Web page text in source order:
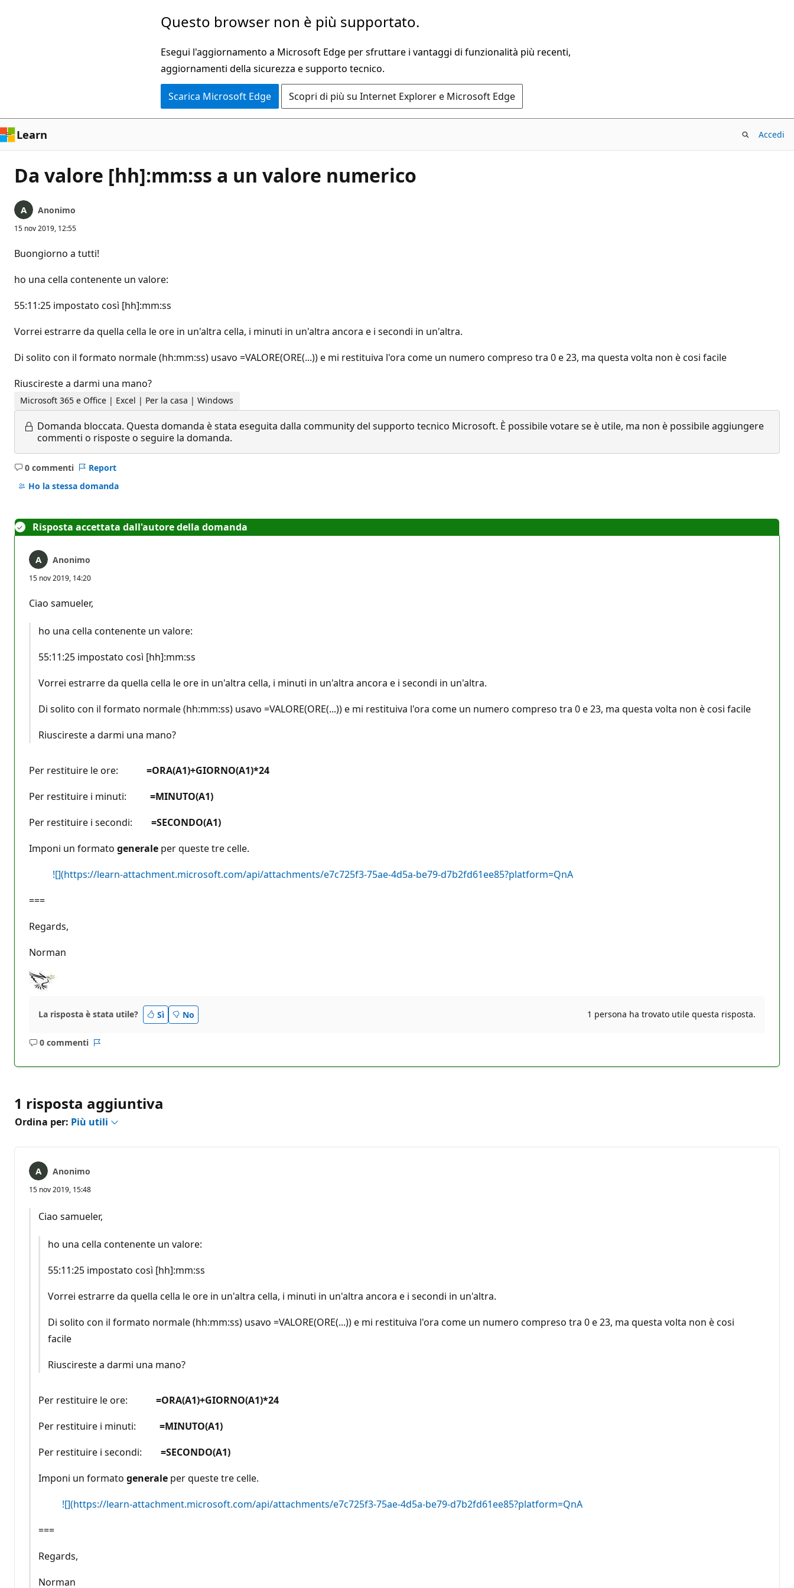
Questo browser non è più supportato.
Esegui l'aggiornamento a Microsoft Edge per sfruttare i vantaggi di funzionalità più recenti,
aggiornamenti della sicurezza e supporto tecnico.
Scarica Microsoft Edge Scopri di più su Internet Explorer e Microsoft Edge
Learn Accedi
Da valore [hh]:mm:ss a un valore numerico
Anonimo
15 nov 2019, 12:55
Buongiorno a tutti!
ho una cella contenente un valore:
55:11:25 impostato così [hh]:mm:ss
Vorrei estrarre da quella cella le ore in un'altra cella, i minuti in un'altra ancora e i secondi in un'altra.
Di solito con il formato normale (hh:mm:ss) usavo =VALORE(ORE(...)) e mi restituiva l'ora come un numero compreso tra 0 e 23, ma questa volta non è cosi facile
Riuscireste a darmi una mano?
Microsoft 365 e Office | Excel | Per la casa | Windows
Domanda bloccata. Questa domanda è stata eseguita dalla community del supporto tecnico Microsoft. È possibile votare se è utile, ma non è possibile aggiungere
commenti o risposte o seguire la domanda.
0 commenti
Nessun
commento
Report
Ho la stessa domanda
Risposta accettata dall'autore della domanda
Anonimo
15 nov 2019, 14:20
Ciao samueler,
ho una cella contenente un valore:
55:11:25 impostato così [hh]:mm:ss
Vorrei estrarre da quella cella le ore in un'altra cella, i minuti in un'altra ancora e i secondi in un'altra.
Di solito con il formato normale (hh:mm:ss) usavo =VALORE(ORE(...)) e mi restituiva l'ora come un numero compreso tra 0 e 23, ma questa volta non è cosi facile
Riuscireste a darmi una mano?
Per restituire le ore: =ORA(A1)+GIORNO(A1)*24
Per restituire i minuti: =MINUTO(A1)
Per restituire i secondi: =SECONDO(A1)
Imponi un formato generale per queste tre celle.
![](https://learn-attachment.microsoft.com/api/attachments/e7c725f3-75ae-4d5a-be79-d7b2fd61ee85?platform=QnA
===
Regards,
Norman
La risposta è stata utile? Sì No 1 persona ha trovato utile questa risposta.
0 commenti
Nessun
1 risposta aggiuntiva
Ordina per: Più utili
Anonimo
15 nov 2019, 15:48
Ciao samueler,
ho una cella contenente un valore:
55:11:25 impostato così [hh]:mm:ss
Vorrei estrarre da quella cella le ore in un'altra cella, i minuti in un'altra ancora e i secondi in un'altra.
Di solito con il formato normale (hh:mm:ss) usavo =VALORE(ORE(...)) e mi restituiva l'ora come un numero compreso tra 0 e 23, ma questa volta non è cosi
facile
Riuscireste a darmi una mano?
Per restituire le ore: =ORA(A1)+GIORNO(A1)*24
Per restituire i minuti: =MINUTO(A1)
Per restituire i secondi: =SECONDO(A1)
Imponi un formato generaleper queste tre celle.
![](https://learn-attachment.microsoft.com/api/attachments/e7c725f3-75ae-4d5a-be79-d7b2fd61ee85?platform=QnA
===
Regards,
Norman